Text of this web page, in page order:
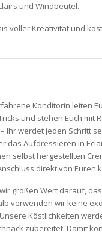
und Windbeutel.
voller Kreativität und
Konditorin leiten
und stehen Euch mit
Ihr werdet jeden Schritt
das Aufdressieren in
selbst hergestellten
direkt von
großen Wert darauf,
verwenden wir keine
Köstlichkeiten
zubereitet. Damit